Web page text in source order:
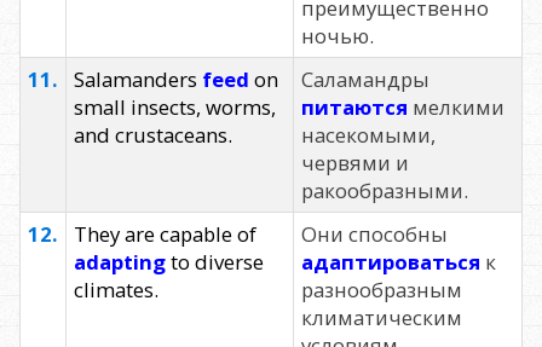
преимущественно
ночью.
11.
Salamanders feed on
small insects, worms,
and crustaceans.
Саламандры
питаются мелкими
насекомыми,
червями и
ракообразными.
12.
They are capable of
adaptingto diverse
climates.
Они способны
адаптироваться к
разнообразным
климатическим